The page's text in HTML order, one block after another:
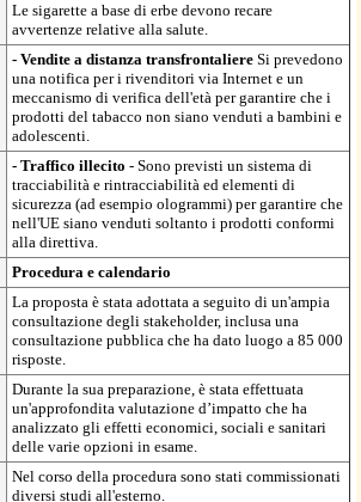
Le sigarette a base di erbe devono recare
avvertenze relative alla salute.
- Vendite a distanza transfrontaliere Si prevedono
una notifica per i rivenditori via Internet e un
meccanismo di verifica dell'età per garantire che i
prodotti del tabacco non siano venduti a bambini e
adolescenti.
- Traffico illecito - Sono previsti un sistema di
tracciabilità e rintracciabilità ed elementi di
sicurezza (ad esempio ologrammi) per garantire che
nell'UE siano venduti soltanto i prodotti conformi
alla direttiva.
Procedura e calendario
La proposta è stata adottata a seguito di un'ampia
consultazione degli stakeholder, inclusa una
consultazione pubblica che ha dato luogo a 85 000
risposte.
Durante la sua preparazione, è stata effettuata
un'approfondita valutazione d’impatto che ha
analizzato gli effetti economici, sociali e sanitari
delle varie opzioni in esame.
Nel corso della procedura sono stati commissionati
diversi studi all'esterno.